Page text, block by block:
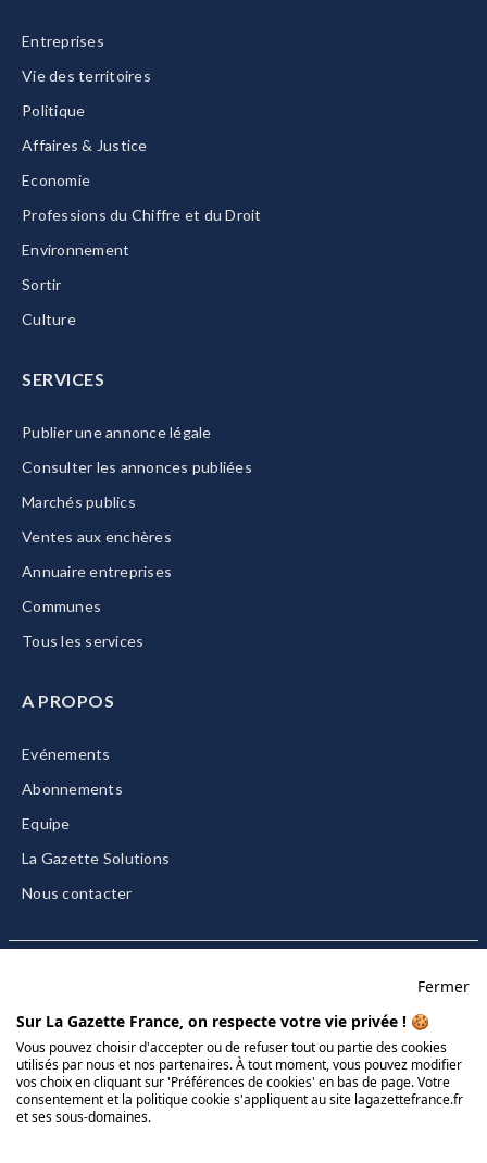
Entreprises
Vie des territoires
Politique
Affaires & Justice
Economie
Professions du Chiffre et du Droit
Environnement
Sortir
Culture
SERVICES
Publier une annonce légale
Consulter les annonces publiées
Marchés publics
Ventes aux enchères
Annuaire entreprises
Communes
Tous les services
A PROPOS
Evénements
Abonnements
Equipe
La Gazette Solutions
Nous contacter
CGU/CGV
Données personnelles
Charte sur les cookies
Fermer
Sur La Gazette France, on respecte votre vie privée ! 🍪
Vous pouvez choisir d'accepter ou de refuser tout ou partie des cookies
utilisés par nous et nos partenaires. À tout moment, vous pouvez modifier
vos choix en cliquant sur 'Préférences de cookies' en bas de page. Votre
consentement et la politique cookie s'appliquent au site lagazettefrance.fr
et ses sous-domaines.